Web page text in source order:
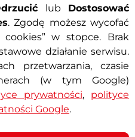
Drzwiowy
lub Dostosować
. Zgodę możesz wycofać
w stopce. Brak
działanie serwisu.
przetwarzania, czasie
(w tym Google)
prywatności, polityce
Google.